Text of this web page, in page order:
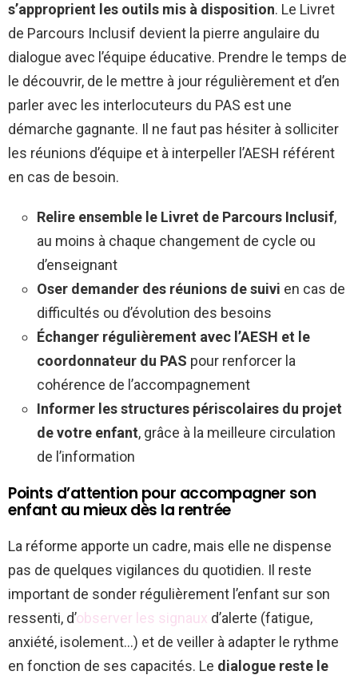
s’approprient les outils mis à disposition. Le Livret
de Parcours Inclusif devient la pierre angulaire du
dialogue avec l’équipe éducative. Prendre le temps de
le découvrir, de le mettre à jour régulièrement et d’en
parler avec les interlocuteurs du PAS est une
démarche gagnante. Il ne faut pas hésiter à solliciter
les réunions d’équipe et à interpeller l’AESH référent
en cas de besoin.
Relire ensemble le Livret de Parcours Inclusif,
au moins à chaque changement de cycle ou
d’enseignant
Oser demander des réunions de suivi en cas de
difficultés ou d’évolution des besoins
Échanger régulièrement avec l’AESH et le
coordonnateur du PAS pour renforcer la
cohérence de l’accompagnement
Informer les structures périscolaires du projet
de votre enfant, grâce à la meilleure circulation
de l’information
Points d’attention pour accompagner son
enfant au mieux dès la rentrée
La réforme apporte un cadre, mais elle ne dispense
pas de quelques vigilances du quotidien. Il reste
important de sonder régulièrement l’enfant sur son
ressenti, d’observer les signaux d’alerte (fatigue,
anxiété, isolement…) et de veiller à adapter le rythme
en fonction de ses capacités. Le dialogue reste le